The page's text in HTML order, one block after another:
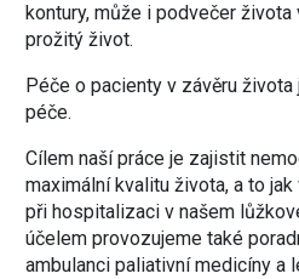
kontury, může i podvečer
prožitý život.
Péče o pacienty v závěru
péče.
Cílem naší práce je zajistit
maximální kvalitu života, a to
při hospitalizaci v našem
účelem provozujeme také
ambulanci paliativní medicíny a